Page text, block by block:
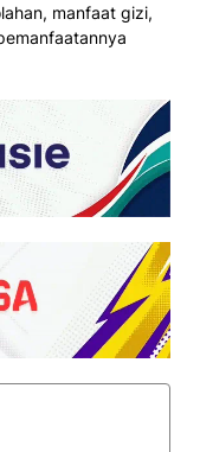
manfaat gizi,